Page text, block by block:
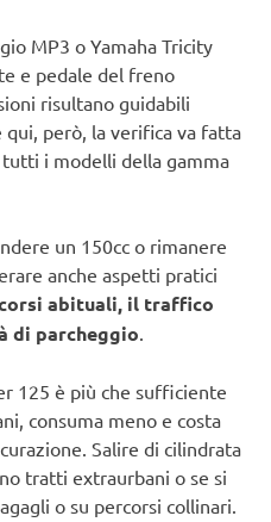
MP3 o Yamaha Tricity
e pedale del freno
risultano guidabili
qui, però, la verifica va fatta
i modelli della gamma
un 150cc o rimanere
anche aspetti pratici
abituali, il traffico
di parcheggio.
125 è più che sufficiente
consuma meno e costa
Salire di cilindrata
tratti extraurbani o se si
o su percorsi collinari.